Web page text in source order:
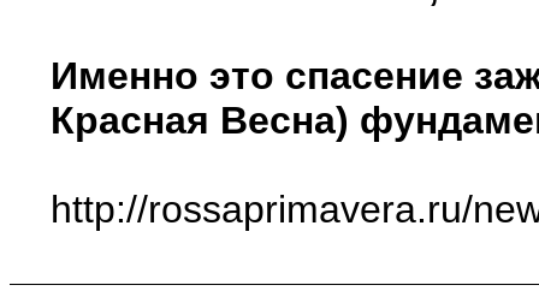
Именно это спасение
Красная Весна)
http://rossaprimavera.ru/